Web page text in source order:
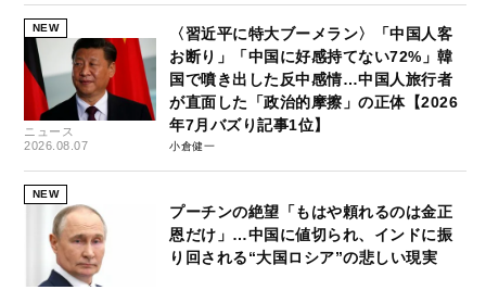
NEW
ニュース
2026.08.07
〈習近平に特大ブーメラン〉「中国人客
お断り」「中国に好感持てない72%」韓
国で噴き出した反中感情…中国人旅行者
が直面した「政治的摩擦」の正体【2026
年7月バズり記事1位】
小倉健一
NEW
プーチンの絶望「もはや頼れるのは金正
恩だけ」…中国に値切られ、インドに振
り回される“大国ロシア”の悲しい現実